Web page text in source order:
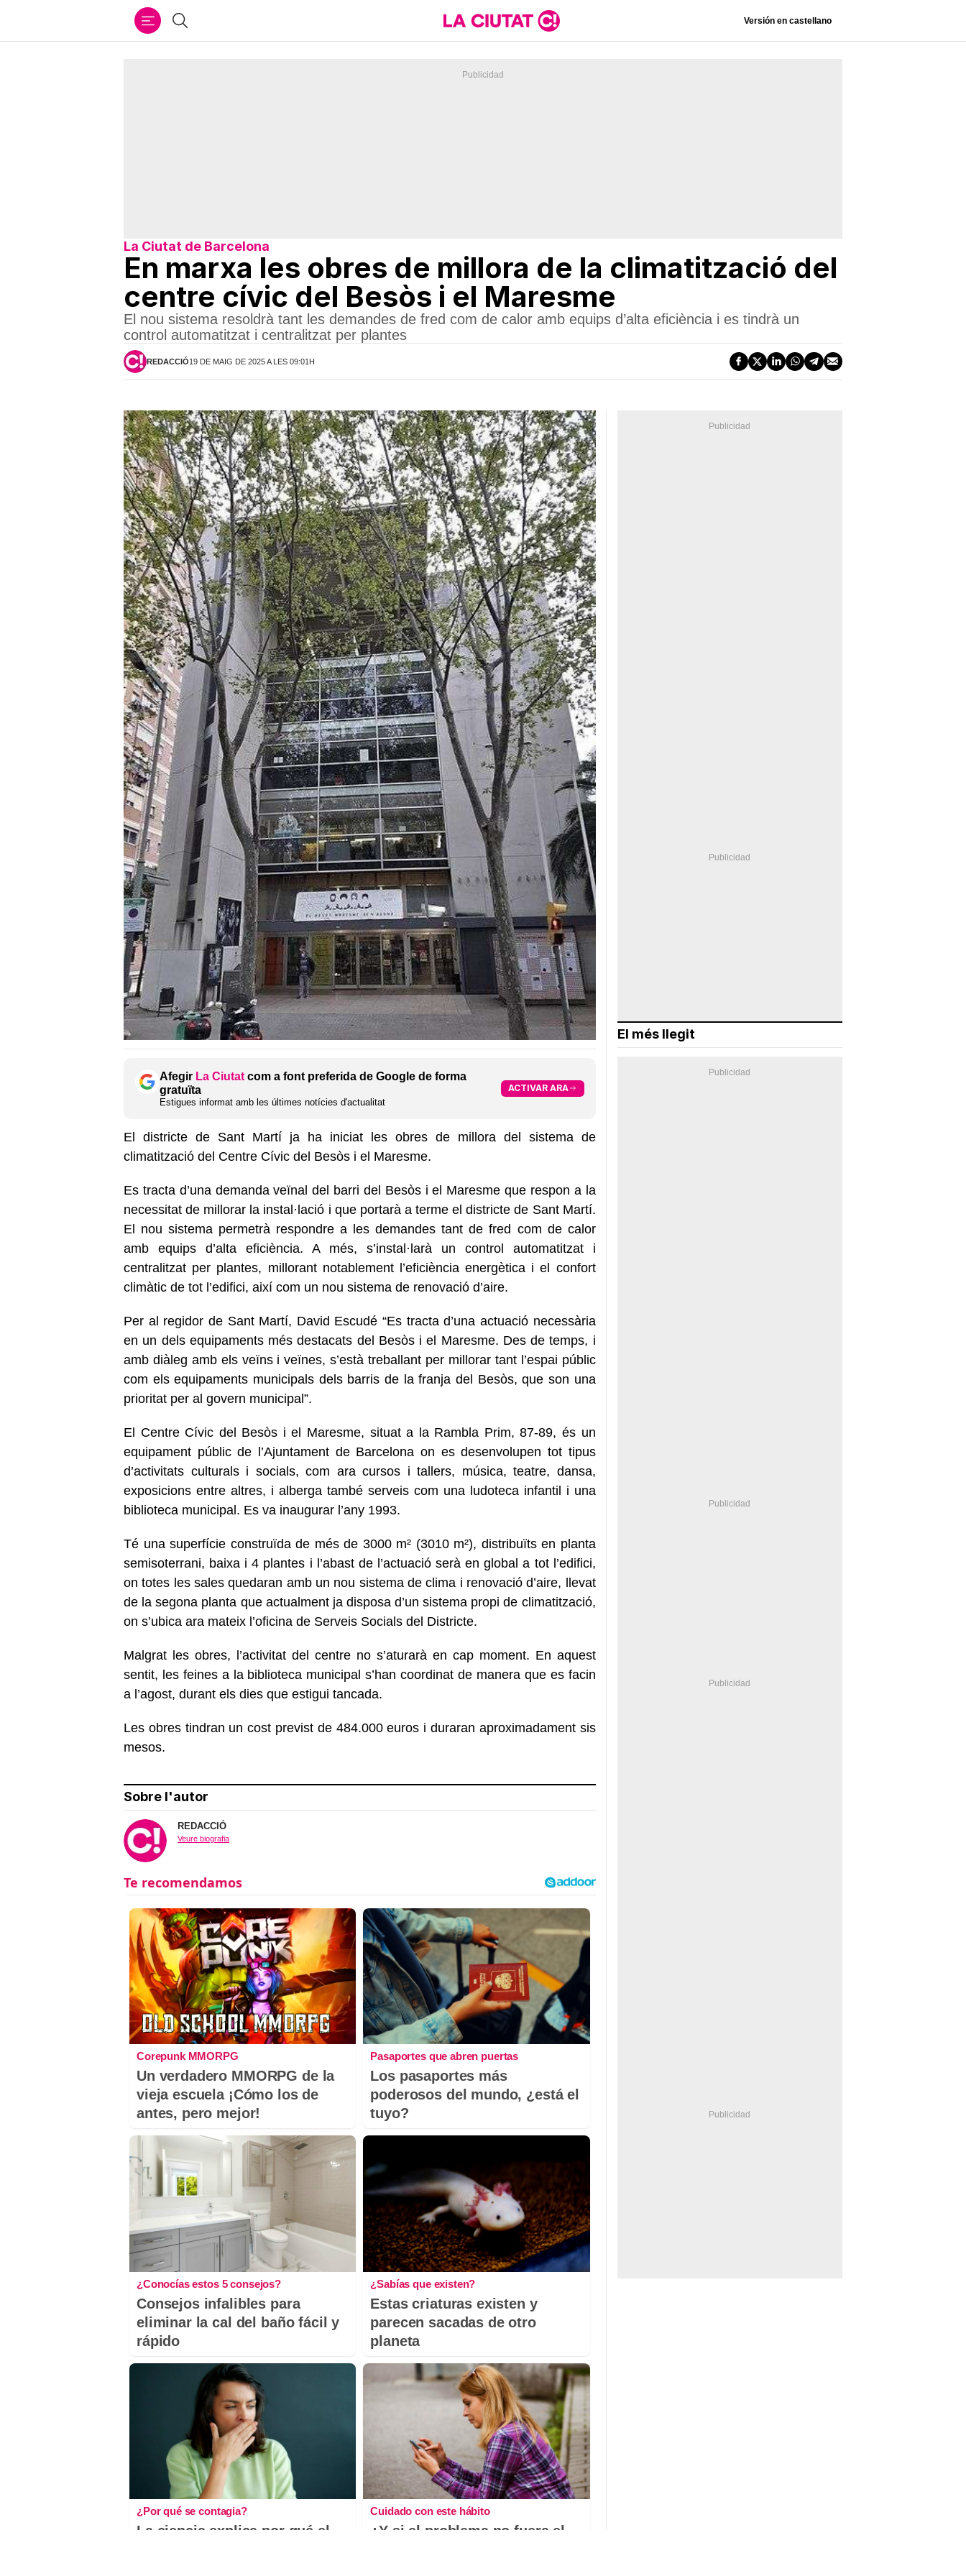
Cercar Versión en castellano
La Ciutat de Barcelona
En marxa les obres de millora de la climatització del
centre cívic del Besòs i el Maresme
El nou sistema resoldrà tant les demandes de fred com de calor amb equips d’alta eficiència i es tindrà un
control automatitzat i centralitzat per plantes
REDACCIÓ19 DE MAIG DE 2025 A LES 09:01H
Afegir La Ciutat com a font preferida de Google de forma
gratuïta
Estigues informat amb les últimes notícies d'actualitat
ACTIVAR ARA
El districte de Sant Martí ja ha iniciat les obres de millora del sistema de
climatització del Centre Cívic del Besòs i el Maresme.
Es tracta d’una demanda veïnal del barri del Besòs i el Maresme que respon a la
necessitat de millorar la instal·lació i que portarà a terme el districte de Sant Martí.
El nou sistema permetrà respondre a les demandes tant de fred com de calor
amb equips d’alta eficiència. A més, s’instal·larà un control automatitzat i
centralitzat per plantes, millorant notablement l’eficiència energètica i el confort
climàtic de tot l’edifici, així com un nou sistema de renovació d’aire.
Per al regidor de Sant Martí, David Escudé “Es tracta d’una actuació necessària
en un dels equipaments més destacats del Besòs i el Maresme. Des de temps, i
amb diàleg amb els veïns i veïnes, s’està treballant per millorar tant l’espai públic
com els equipaments municipals dels barris de la franja del Besòs, que son una
prioritat per al govern municipal”.
El Centre Cívic del Besòs i el Maresme, situat a la Rambla Prim, 87-89, és un
equipament públic de l’Ajuntament de Barcelona on es desenvolupen tot tipus
d’activitats culturals i socials, com ara cursos i tallers, música, teatre, dansa,
exposicions entre altres, i alberga també serveis com una ludoteca infantil i una
biblioteca municipal. Es va inaugurar l’any 1993.
Té una superfície construïda de més de 3000 m² (3010 m²), distribuïts en planta
semisoterrani, baixa i 4 plantes i l’abast de l’actuació serà en global a tot l’edifici,
on totes les sales quedaran amb un nou sistema de clima i renovació d’aire, llevat
de la segona planta que actualment ja disposa d’un sistema propi de climatització,
on s’ubica ara mateix l’oficina de Serveis Socials del Districte.
Malgrat les obres, l’activitat del centre no s’aturarà en cap moment. En aquest
sentit, les feines a la biblioteca municipal s’han coordinat de manera que es facin
a l’agost, durant els dies que estigui tancada.
Les obres tindran un cost previst de 484.000 euros i duraran aproximadament sis
mesos.
Sobre l'autor
REDACCIÓ
Veure biografia
Corepunk MMORPG
Un verdadero MMORPG de la
vieja escuela ¡Cómo los de
antes, pero mejor!
Pasaportes que abren puertas
Los pasaportes más
poderosos del mundo, ¿está el
tuyo?
¿Conocías estos 5 consejos?
Consejos infalibles para
eliminar la cal del baño fácil y
rápido
¿Sabías que existen?
Estas criaturas existen y
parecen sacadas de otro
planeta
¿Por qué se contagia?
La ciencia explica por qué el
Cuidado con este hábito
¿Y si el problema no fuera el
El més llegit